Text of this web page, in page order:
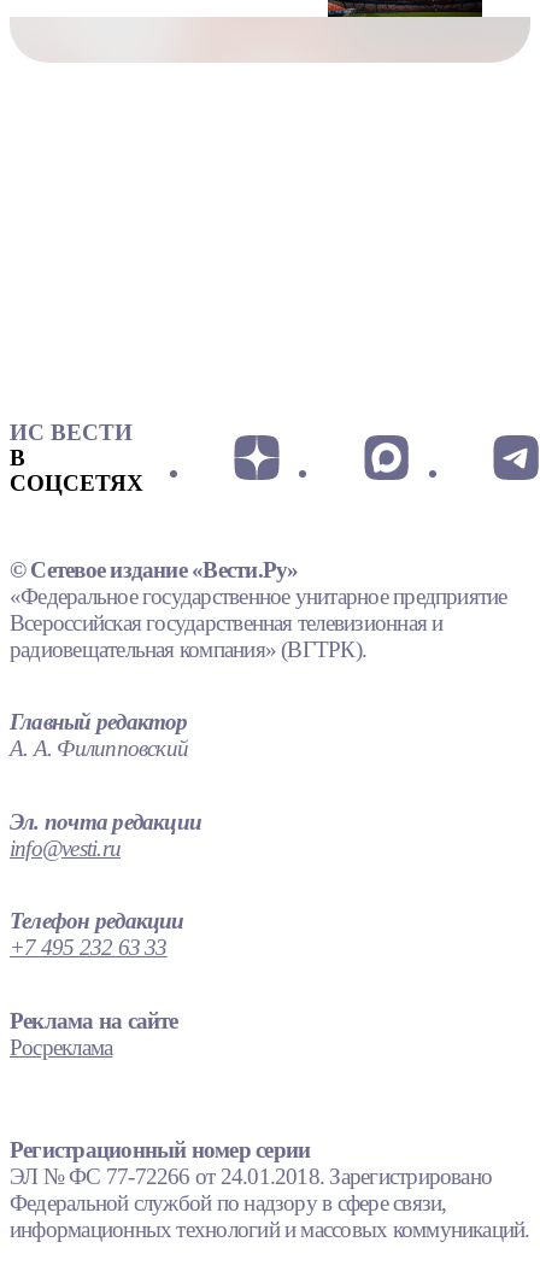
ИС ВЕСТИ
В
СОЦСЕТЯХ
© Сетевое издание «Вести.Ру»
«Федеральное государственное унитарное предприятие
Всероссийская государственная телевизионная и
радиовещательная компания» (ВГТРК).
Главный редактор
А. А. Филипповский
Эл. почта редакции
info@vesti.ru
Телефон редакции
+7 495 232 63 33
Реклама на сайте
Росреклама
Регистрационный номер серии
ЭЛ № ФС 77-72266 от 24.01.2018. Зарегистрировано
Федеральной службой по надзору в сфере связи,
информационных технологий и массовых коммуникаций.